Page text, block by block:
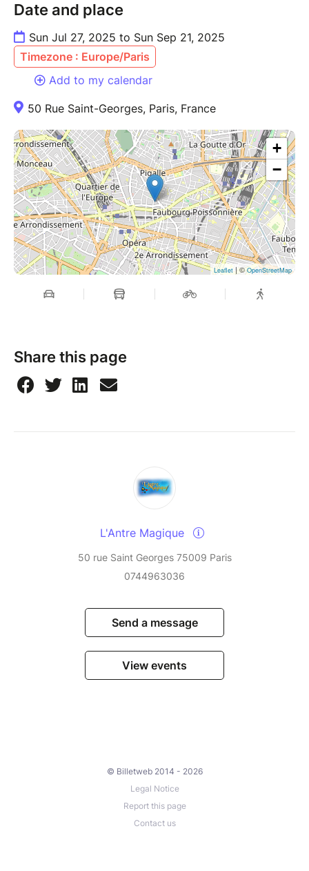
Date and place
Sun Jul 27, 2025 to Sun Sep 21, 2025
Timezone : Europe/Paris
Add to my calendar
50 Rue Saint-Georges, Paris, France
+
−
Leaflet| ©OpenStreetMap
Share this page
L'Antre Magique
50 rue Saint Georges 75009 Paris
0744963036
Send a message
View events
© Billetweb 2014 - 2026
Legal Notice
Report this page
Contact us